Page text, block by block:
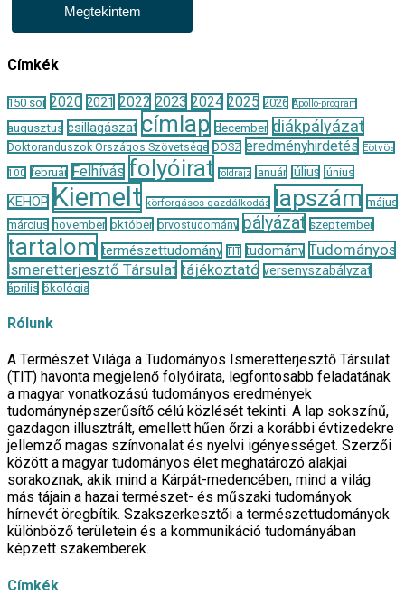
Megtekintem
Címkék
150 sor 2020 2021 2022 2023 2024 2025 2026 Apollo-program
augusztus csillagászat címlap december diákpályázat
Doktoranduszok Országos Szövetsége DOSZ eredményhirdetés Eötvös
100 február Felhívás folyóirat földrajz január július június
KEHOP Kiemelt körforgásos gazdálkodás lapszám május
március november október orvostudomány pályázat szeptember
tartalom természettudomány TIT tudomány Tudományos
Ismeretterjesztő Társulat tájékoztató versenyszabályzat
április ökológia
Rólunk
A Természet Világa a Tudományos Ismeretterjesztő Társulat
(TIT) havonta megjelenő folyóirata, legfontosabb feladatának
a magyar vonatkozású tudományos eredmények
tudománynépszerűsítő célú közlését tekinti. A lap sokszínű,
gazdagon illusztrált, emellett hűen őrzi a korábbi évtizedekre
jellemző magas színvonalat és nyelvi igényességet. Szerzői
között a magyar tudományos élet meghatározó alakjai
sorakoznak, akik mind a Kárpát-medencében, mind a világ
más tájain a hazai természet- és műszaki tudományok
hírnevét öregbítik. Szakszerkesztői a természettudományok
különböző területein és a kommunikáció tudományában
képzett szakemberek.
Címkék